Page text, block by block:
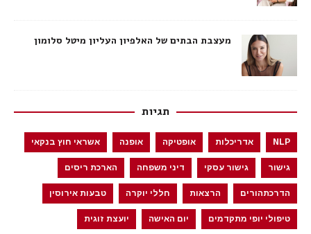
מעצבת הבתים של האלפיון העליון מיטל סלומון
תגיות
NLP אדריכלות אופטיקה אופנה אשראי חוץ בנקאי
גישור גישור עסקי דיני משפחה הארכת ריסים
הדרכתהורים הרצאות חללי יוקרה טבעות אירוסין
טיפולי יופי מתקדמים יום האישה יועצת זוגית